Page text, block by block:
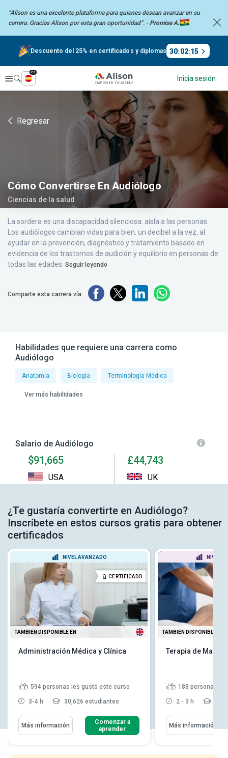
“Alison es una excelente plataforma para quienes desean avanzar en su
carrera. Gracias Alison por esta gran oportunidad”. - Promise A.
Descuento del 25% en certificados y diplomas 30:02:14
Explorar
es
Inicia sesión
Regresar
Cómo Convertirse En Audiólogo
Ciencias de la salud
La sordera es una discapacidad silenciosa: aísla a las personas.
Los audiólogos cambian vidas para bien, un decibel a la vez, al
ayudar en la prevención, diagnóstico y tratamiento basado en
evidencia de los trastornos de audición y equilibrio en personas de
todas las edades. Seguir leyendo
Comparte esta carrera vía
Habilidades que requiere una carrera como
Audiólogo
Anatomía Biología Terminología Médica
Ver más habilidades
Salario de Audiólogo
$91,665
USA
£44,743
UK
¿Te gustaría convertirte en Audiólogo?
Inscríbete en estos cursos gratis para obtener
certificados
NIVEL AVANZADO
CERTIFICADO
TAMBIÉN DISPONIBLE EN
Administración Médica y Clínica
594 personas les gustó este curso
3-4 h 30,626 estudiantes
Más información
Comenzar a
aprender
NIVEL
TAMBIÉN DISPONIBLE EN
Terapia de
188 personas
2 - 3 h
Más información